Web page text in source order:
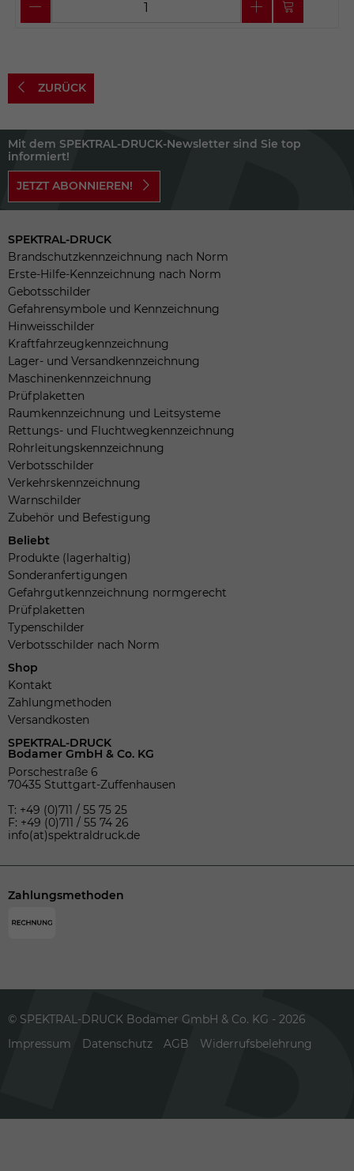
ZURÜCK
Mit dem SPEKTRAL-DRUCK-Newsletter sind Sie top
informiert!
JETZT ABONNIEREN!
SPEKTRAL-DRUCK
Brandschutzkennzeichnung nach Norm
Erste-Hilfe-Kennzeichnung nach Norm
Gebotsschilder
Gefahrensymbole und Kennzeichnung
Hinweisschilder
Kraftfahrzeugkennzeichnung
Lager- und Versandkennzeichnung
Maschinenkennzeichnung
Prüfplaketten
Raumkennzeichnung und Leitsysteme
Rettungs- und Fluchtwegkennzeichnung
Rohrleitungskennzeichnung
Verbotsschilder
Verkehrskennzeichnung
Warnschilder
Zubehör und Befestigung
Beliebt
Produkte (lagerhaltig)
Sonderanfertigungen
Gefahrgutkennzeichnung normgerecht
Prüfplaketten
Typenschilder
Verbotsschilder nach Norm
Shop
Kontakt
Zahlungmethoden
Versandkosten
SPEKTRAL-DRUCK
Bodamer GmbH & Co. KG
Porschestraße 6
70435 Stuttgart-Zuffenhausen
T: +49 (0)711 / 55 75 25
F: +49 (0)711 / 55 74 26
info(at)spektraldruck.de
Zahlungsmethoden
© SPEKTRAL-DRUCK Bodamer GmbH & Co. KG - 2026
Impressum
Datenschutz AGB Widerrufsbelehrung